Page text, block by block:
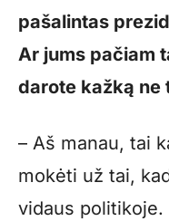
pašalintas
Ar jums pačiam
darote kažką ne
– Aš manau, tai
mokėti už tai,
vidaus